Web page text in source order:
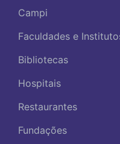
Campi
Faculdades e
Bibliotecas
Hospitais
Restaurantes
Fundações